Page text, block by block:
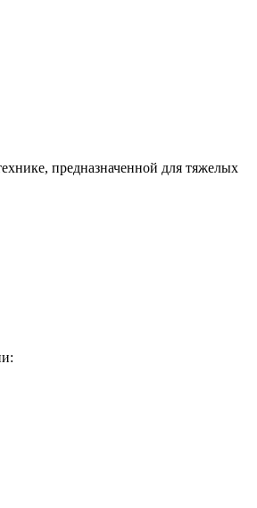
предназначенной для тяжелых